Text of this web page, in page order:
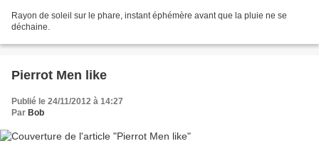
Rayon de soleil sur le phare, instant éphémère avant que la pluie ne se
déchaine.
Pierrot Men like
Publié le 24/11/2012 à 14:27
Par Bob